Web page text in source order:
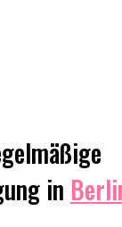
in